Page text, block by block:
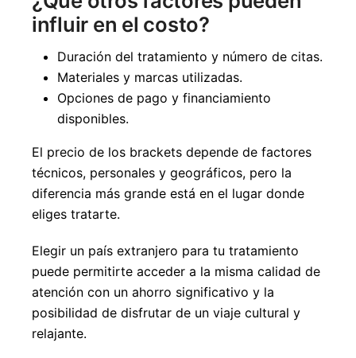
influir en el costo?
Duración del tratamiento y número de citas.
Materiales y marcas utilizadas.
Opciones de pago y financiamiento
disponibles.
El precio de los brackets depende de factores
técnicos, personales y geográficos, pero la
diferencia más grande está en el lugar donde
eliges tratarte.
Elegir un país extranjero para tu tratamiento
puede permitirte acceder a la misma calidad de
atención con un ahorro significativo y la
posibilidad de disfrutar de un viaje cultural y
relajante.